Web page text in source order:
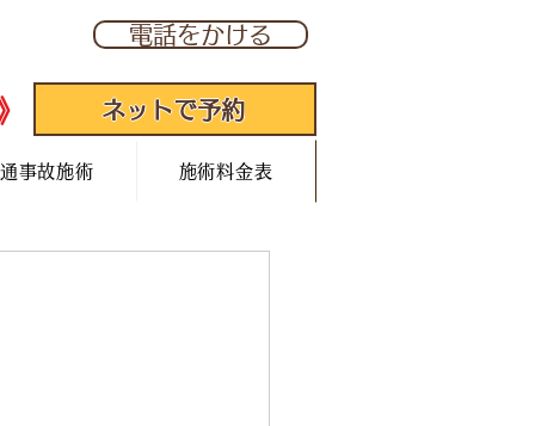
電話をかける
ネットで予約
事故施術 施術料金表